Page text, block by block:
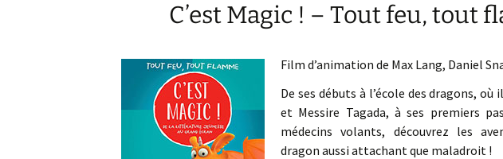
C’est Magic ! – Tout feu, tout
Film d’animation de Max Lang, Daniel
De ses débuts à l’école des dragons,
et Messire Tagada, à ses premiers
médecins volants, découvrez les
dragon aussi attachant que maladroit !